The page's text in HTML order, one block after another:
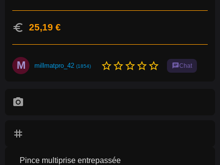
euro 25,19 €
M millmatpro_42 (1854) star_borderstar_borderstar_borderstar_borderstar_border chatChat
photo_camera
tag
Pince multiprise entrepassée